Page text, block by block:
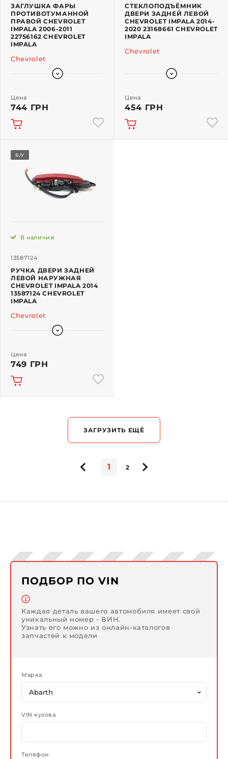
ЗАГЛУШКА ФАРЫ
ПРОТИВОТУМАННОЙ
ПРАВОЙ CHEVROLET
IMPALA 2006-2011
22756162 CHEVROLET
IMPALA
Chevrolet
Цена
744 ГРН
СТЕКЛОПОДЪЁМНИК
ДВЕРИ ЗАДНЕЙ ЛЕВОЙ
CHEVROLET IMPALA 2014-
2020 23168661 CHEVROLET
IMPALA
Chevrolet
Цена
454 ГРН
Б/У
13587124
В наличии
РУЧКА ДВЕРИ ЗАДНЕЙ
ЛЕВОЙ НАРУЖНАЯ
CHEVROLET IMPALA 2014
13587124 CHEVROLET
IMPALA
Chevrolet
Цена
749 ГРН
ЗАГРУЗИТЬ ЕЩЁ
1 2
ПОДБОР ПО VIN
Каждая деталь вашего автомобиля имеет свой
уникальный номер - ВИН.
Узнать его можно из онлайн-каталогов
запчастей к модели
Марка
VIN кузова
Телефон